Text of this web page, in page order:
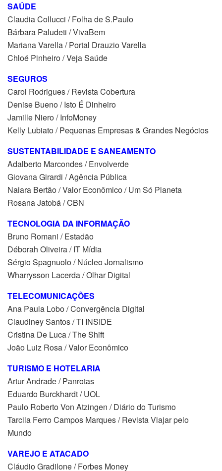
SAÚDE
Claudia Collucci / Folha de S.Paulo
Bárbara Paludeti / VivaBem
Mariana Varella / Portal Drauzio Varella
Chloé Pinheiro / Veja Saúde
SEGUROS
Carol Rodrigues / Revista Cobertura
Denise Bueno / Isto É Dinheiro
Jamille Niero / InfoMoney
Kelly Lubiato / Pequenas Empresas & Grandes Negócios
SUSTENTABILIDADE E SANEAMENTO
Adalberto Marcondes / Envolverde
Giovana Girardi / Agência Pública
Naiara Bertão / Valor Econômico / Um Só Planeta
Rosana Jatobá / CBN
TECNOLOGIA DA INFORMAÇÃO
Bruno Romani / Estadão
Déborah Oliveira / IT Mídia
Sérgio Spagnuolo / Núcleo Jornalismo
Wharrysson Lacerda / Olhar Digital
TELECOMUNICAÇÕES
Ana Paula Lobo / Convergência Digital
Claudiney Santos / TI INSIDE
Cristina De Luca / The Shift
João Luiz Rosa / Valor Econômico
TURISMO E HOTELARIA
Artur Andrade / Panrotas
Eduardo Burckhardt / UOL
Paulo Roberto Von Atzingen / Diário do Turismo
Tarcila Ferro Campos Marques / Revista Viajar pelo
Mundo
VAREJO E ATACADO
Cláudio Gradilone / Forbes Money